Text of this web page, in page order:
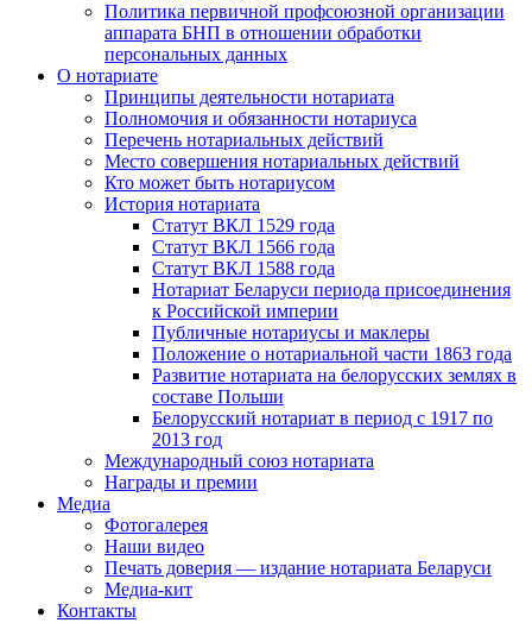
Политика первичной профсоюзной организации
аппарата БНП в отношении обработки
персональных данных
О нотариате
Принципы деятельности нотариата
Полномочия и обязанности нотариуса
Перечень нотариальных действий
Место совершения нотариальных действий
Кто может быть нотариусом
История нотариата
Статут ВКЛ 1529 года
Статут ВКЛ 1566 года
Статут ВКЛ 1588 года
Нотариат Беларуси периода присоединения
к Российской империи
Публичные нотариусы и маклеры
Положение о нотариальной части 1863 года
Развитие нотариата на белорусских землях в
составе Польши
Белорусский нотариат в период с 1917 по
2013 год
Международный союз нотариата
Награды и премии
Медиа
Фотогалерея
Наши видео
Печать доверия — издание нотариата Беларуси
Медиа-кит
Контакты